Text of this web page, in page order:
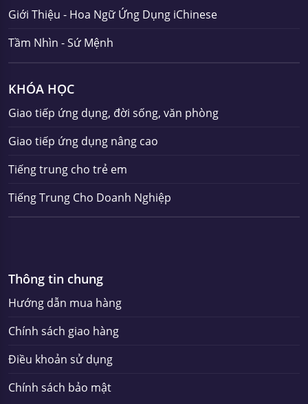
Giới Thiệu - Hoa Ngữ Ứng Dụng iChinese
Tầm Nhìn - Sứ Mệnh
KHÓA HỌC
Giao tiếp ứng dụng, đời sống, văn phòng
Giao tiếp ứng dụng nâng cao
Tiếng trung cho trẻ em
Tiếng Trung Cho Doanh Nghiệp
Thông tin chung
Hướng dẫn mua hàng
Chính sách giao hàng
Điều khoản sử dụng
Chính sách bảo mật